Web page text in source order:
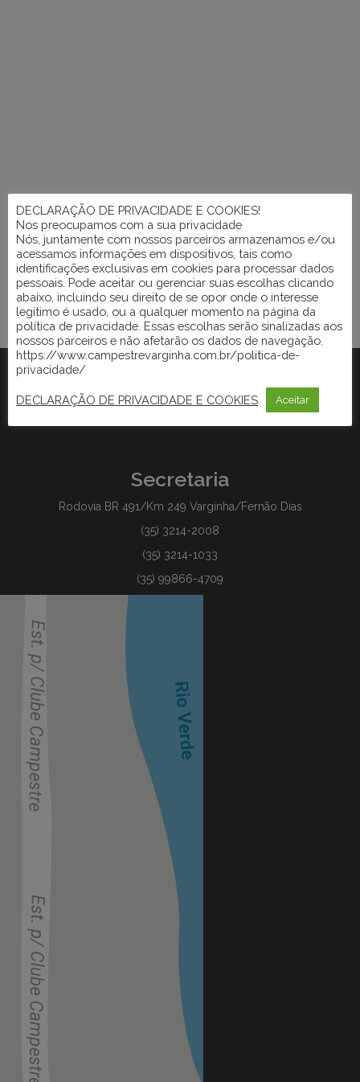
Secretaria
Rodovia BR 491/Km 249 Varginha/Fernão Dias
(35) 3214-2008
(35) 3214-1033
(35) 99866-4709
DECLARAÇÃO DE PRIVACIDADE E COOKIES!
Nos preocupamos com a sua privacidade
Nós, juntamente com nossos parceiros armazenamos e/ou
acessamos informações em dispositivos, tais como
identificações exclusivas em cookies para processar dados
pessoais. Pode aceitar ou gerenciar suas escolhas clicando
abaixo, incluindo seu direito de se opor onde o interesse
legítimo é usado, ou a qualquer momento na página da
política de privacidade. Essas escolhas serão sinalizadas aos
nossos parceiros e não afetarão os dados de navegação.
https://www.campestrevarginha.com.br/politica-de-
privacidade/
DECLARAÇÃO DE PRIVACIDADE E COOKIES Aceitar